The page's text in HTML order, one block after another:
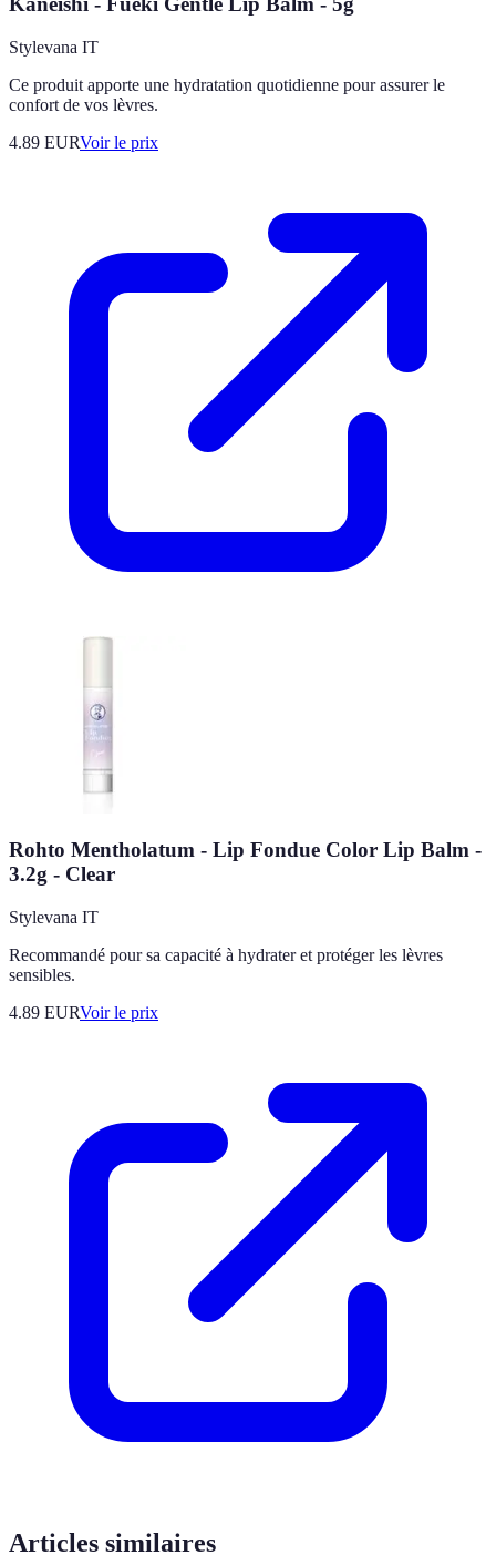
Stylevana IT
Ce produit apporte une hydratation quotidienne pour assurer le
confort de vos lèvres.
4.89 EURVoir le prix
Rohto Mentholatum - Lip Fondue Color Lip Balm -
3.2g - Clear
Stylevana IT
Recommandé pour sa capacité à hydrater et protéger les lèvres
sensibles.
4.89 EURVoir le prix
Articles similaires